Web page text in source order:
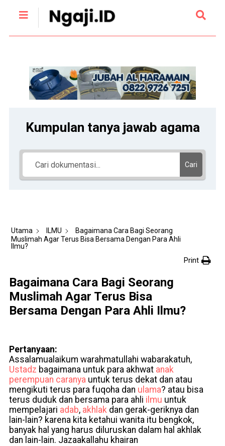
Kumpulan tanya jawab agama
Cari
Utama ILMU
Bagaimana Cara Bagi Seorang
Muslimah Agar Terus Bisa Bersama Dengan Para Ahli
Ilmu?
Print
Bagaimana Cara Bagi Seorang
Muslimah Agar Terus Bisa
Bersama Dengan Para Ahli Ilmu?
Pertanyaan:
Assalamualaikum warahmatullahi wabarakatuh,
Ustadz bagaimana untuk para akhwat anak
perempuan caranyauntuk terus dekat dan atau
mengikuti terus para fuqoha dan ulama? atau bisa
terus duduk dan bersama para ahli ilmu untuk
mempelajari adab, akhlakdan gerak-geriknya dan
lain-lain? karena kita ketahui wanita itu bengkok,
banyak hal yang harus diluruskan dalam hal akhlak
dan lain-lain. Jazaakallahu khairan